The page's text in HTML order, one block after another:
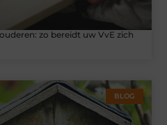
zo bereidt uw VvE zich
BLOG